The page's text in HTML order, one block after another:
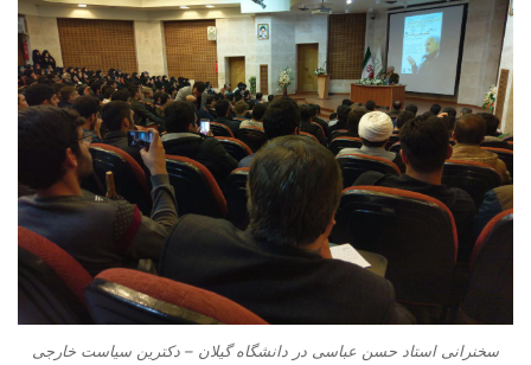
سخنرانی استاد حسن عباسی در دانشگاه گیلان – دکترین سیاست خارجی